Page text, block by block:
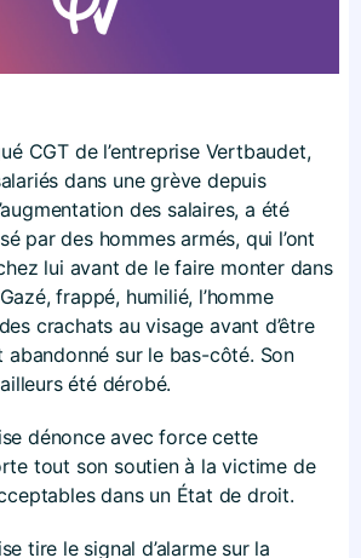
CGT de l’entreprise Vertbaudet,
dans une grève depuis
des salaires, a été
par des hommes armés, qui l’ont
lui avant de le faire monter dans
frappé, humilié, l’homme
crachats au visage avant d’être
abandonné sur le bas-côté. Son
été dérobé.
dénonce avec force cette
tout son soutien à la victime de
dans un État de droit.
tire le signal d’alarme sur la